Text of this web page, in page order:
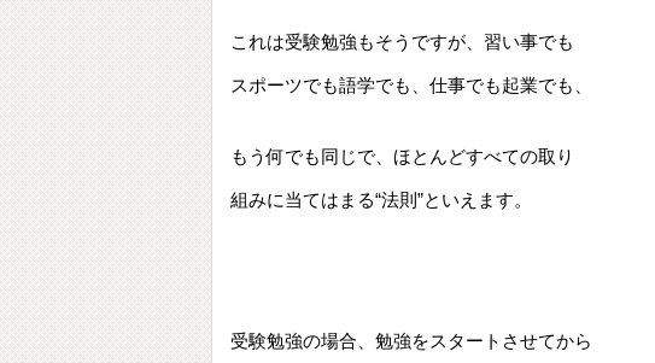
これは受験勉強もそうですが、習い事でも
スポーツでも語学でも、仕事でも起業でも、
もう何でも同じで、ほとんどすべての取り
組みに当てはまる“法則”といえます。
受験勉強の場合、勉強をスタートさせてから